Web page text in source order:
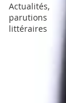
Actualités,
parutions
littéraires